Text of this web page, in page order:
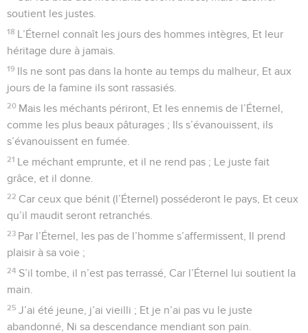
soutient les justes.
18 L’Éternel connaît les jours des hommes intègres, Et leur
héritage dure à jamais.
19 Ils ne sont pas dans la honte au temps du malheur, Et aux
jours de la famine ils sont rassasiés.
20 Mais les méchants périront, Et les ennemis de l’Éternel,
comme les plus beaux pâturages ; Ils s’évanouissent, ils
s’évanouissent en fumée.
21 Le méchant emprunte, et il ne rend pas ; Le juste fait
grâce, et il donne.
22 Car ceux que bénit (l’Éternel) posséderont le pays, Et ceux
qu’il maudit seront retranchés.
23 Par l’Éternel, les pas de l’homme s’affermissent, Il prend
plaisir à sa voie ;
24 S’il tombe, il n’est pas terrassé, Car l’Éternel lui soutient la
main.
25 J’ai été jeune, j’ai vieilli ; Et je n’ai pas vu le juste
abandonné, Ni sa descendance mendiant son pain.